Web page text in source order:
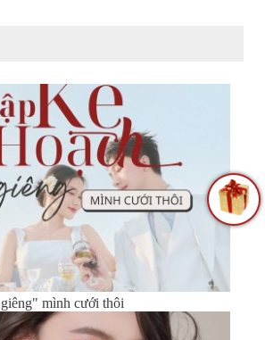
mình cưới thôi